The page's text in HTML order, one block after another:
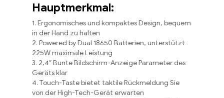
Hauptmerkmal:
1. Ergonomisches und kompaktes Design, bequem
in der Hand zu halten
2. Powered by Dual 18650 Batterien, unterstützt
225W maximale Leistung
3. 2,4″ Bunte Bildschirm-Anzeige Parameter des
Geräts klar
4. Touch-Taste bietet taktile Rückmeldung Sie
von der High-Tech-Gerät erwarten